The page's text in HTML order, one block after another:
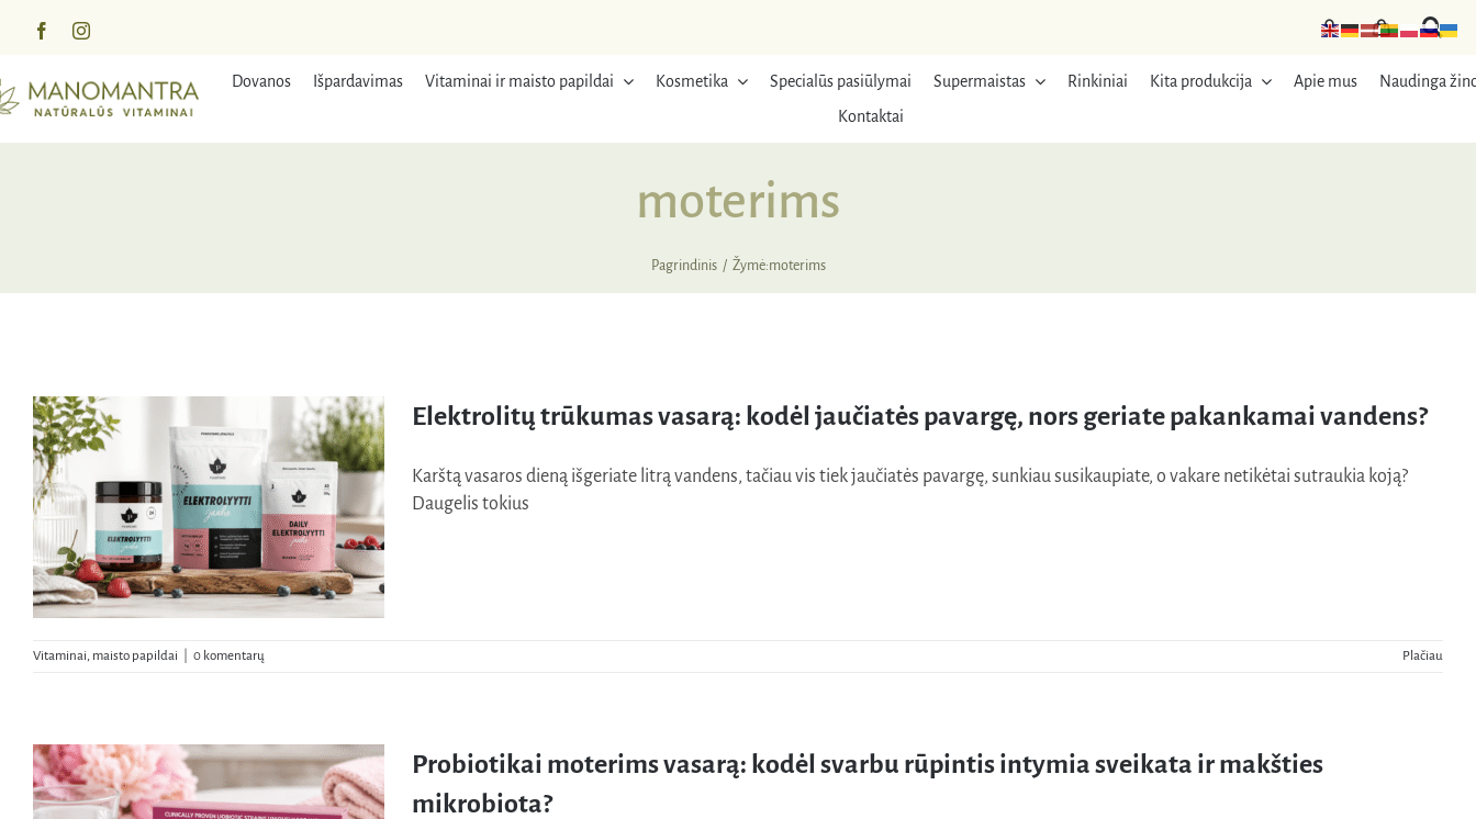
turinį
Dovanos Išpardavimas Vitaminai ir maisto papildai Kosmetika Specialūs pasiūlymai Supermaistas Rinkiniai Kita produkcija Apie mus
Naudinga
Kontaktai
moterims
Pagrindinis Žymė:moterims
Elektrolitų trūkumas vasarą: kodėl jaučiatės
pavargę, nors geriate pakankamai vandens?
Elektrolitų trūkumas vasarą: kodėl jaučiatės pavargę, nors geriate pakankamai vandens?
Karštą vasaros dieną išgeriate litrą vandens, tačiau vis tiek jaučiatės pavargę, sunkiau susikaupiate, o vakare netikėtai sutraukia koją?
Daugelis tokius
Vitaminai, maisto papildai 0 komentarų Plačiau
Probiotikai moterims vasarą: kodėl svarbu rūpintis intymia sveikata ir makšties
mikrobiota?